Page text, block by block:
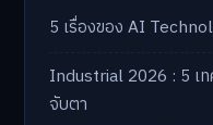
5 เรื่องของ AI
Industrial 2026 : 5 เ
จับตา